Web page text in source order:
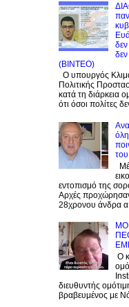
(BINTEO)
Ο υπουργός
Πολιτικής
κατά τη διάρκεια
ότι όσοι πολίτες
εντοπισμό της
Αρχές
28χρονου άνδρα α...
Ο
διευθυντής
βραβευμένος με